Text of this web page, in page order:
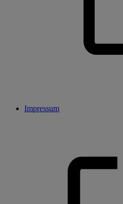
Impressum